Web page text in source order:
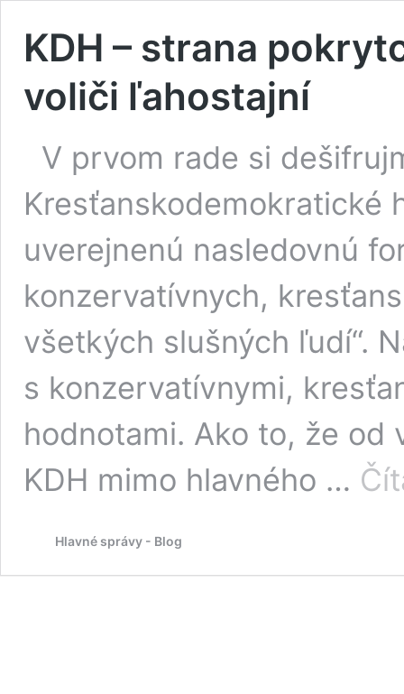
KDH – strana
voliči ľahostajní
V prvom rade si
Kresťanskodemokratické
uverejnenú nasledovnú
konzervatívnych,
všetkých slušných ľudí“.
s konzervatívnymi,
hodnotami. Ako to, že od
KDH mimo hlavného …
Hlavné správy - Blog